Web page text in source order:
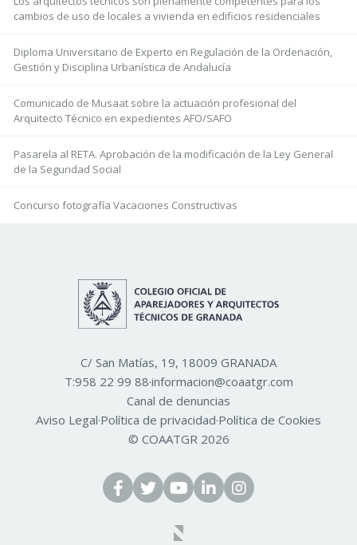
cambios de uso de locales a vivienda en edificios residenciales
Diploma Universitario de Experto en Regulación de la Ordenación,
Gestión y Disciplina Urbanística de Andalucía
Comunicado de Musaat sobre la actuación profesional del
Arquitecto Técnico en expedientes AFO/SAFO
Pasarela al RETA. Aprobación de la modificación de la Ley General
de la Seguridad Social
Concurso fotografía Vacaciones Constructivas
C/ San Matías, 19, 18009 GRANADA
T:958 22 99 88·informacion@coaatgr.com
Canal de denuncias
Aviso Legal·Política de privacidad·Política de Cookies
© COAATGR 2026